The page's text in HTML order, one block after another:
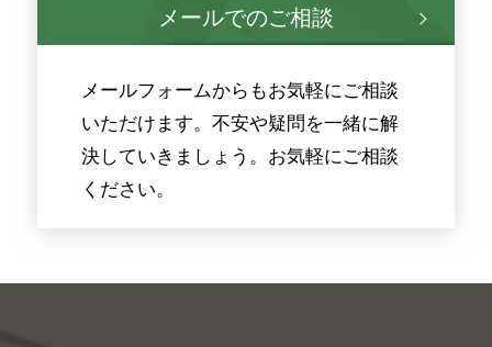
メールでのご相談
メールフォームからもお気軽にご相談
いただけます。不安や疑問を一緒に解
決していきましょう。お気軽にご相談
ください。